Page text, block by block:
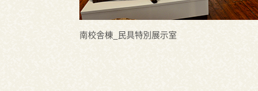
南校舎棟_民具特別展示室